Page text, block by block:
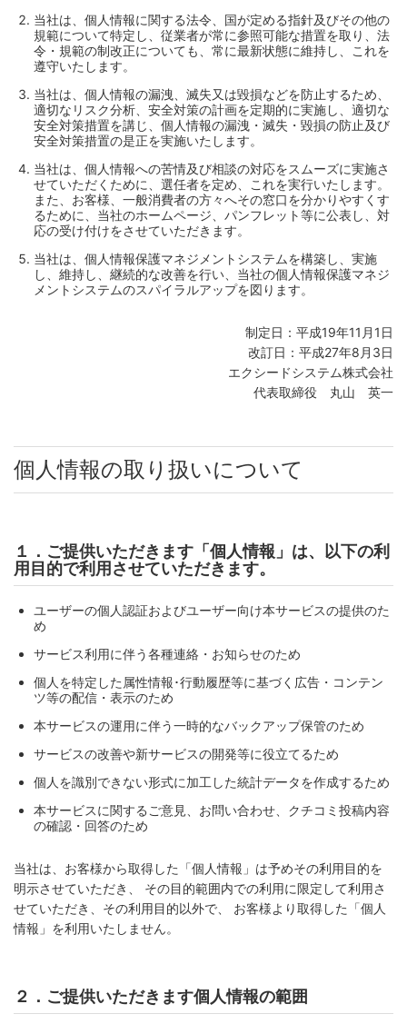
当社は、個人情報に関する法令、国が定める指針及びその他の
規範について特定し、従業者が常に参照可能な措置を取り、法
令・規範の制改正についても、常に最新状態に維持し、これを
遵守いたします。
当社は、個人情報の漏洩、滅失又は毀損などを防止するため、
適切なリスク分析、安全対策の計画を定期的に実施し、適切な
安全対策措置を講じ、個人情報の漏洩・滅失・毀損の防止及び
安全対策措置の是正を実施いたします。
当社は、個人情報への苦情及び相談の対応をスムーズに実施さ
せていただくために、選任者を定め、これを実行いたします。
また、お客様、一般消費者の方々へその窓口を分かりやすくす
るために、当社のホームページ、パンフレット等に公表し、対
応の受け付けをさせていただきます。
当社は、個人情報保護マネジメントシステムを構築し、実施
し、維持し、継続的な改善を行い、当社の個人情報保護マネジ
メントシステムのスパイラルアップを図ります。
制定日：平成19年11月1日
改訂日：平成27年8月3日
エクシードシステム株式会社
代表取締役 丸山 英一
個人情報の取り扱いについて
１．ご提供いただきます「個人情報」は、以下の利
用目的で利用させていただきます。
ユーザーの個人認証およびユーザー向け本サービスの提供のた
め
サービス利用に伴う各種連絡・お知らせのため
個人を特定した属性情報･行動履歴等に基づく広告・コンテン
ツ等の配信・表示のため
本サービスの運用に伴う一時的なバックアップ保管のため
サービスの改善や新サービスの開発等に役立てるため
個人を識別できない形式に加工した統計データを作成するため
本サービスに関するご意見、お問い合わせ、クチコミ投稿内容
の確認・回答のため
当社は、お客様から取得した「個人情報」は予めその利用目的を
明示させていただき、 その目的範囲内での利用に限定して利用さ
せていただき、その利用目的以外で、 お客様より取得した「個人
情報」を利用いたしません。
２．ご提供いただきます個人情報の範囲